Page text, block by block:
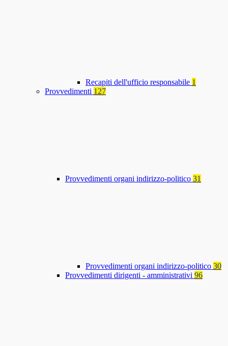
Recapiti dell'ufficio responsabile 1
Provvedimenti 127
Provvedimenti organi indirizzo-politico 31
Provvedimenti organi indirizzo-politico 30
Provvedimenti dirigenti - amministrativi 96